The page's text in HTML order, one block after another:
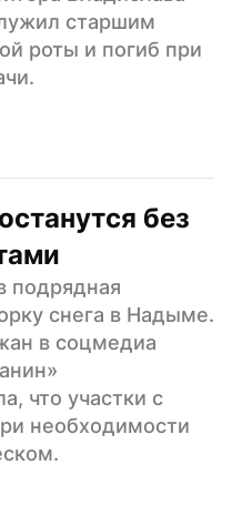
старшим
роты и погиб при
без
подрядная
снега в Надыме.
в соцмедиа
что участки с
необходимости